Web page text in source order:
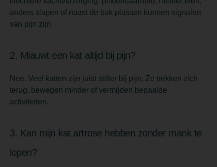
anders slapen of naast de bak plassen kunnen signalen
van pijn zijn.
2. Miauwt een kat altijd bij pijn?
Nee. Veel katten zijn juist stiller bij pijn. Ze trekken zich
terug, bewegen minder of vermijden bepaalde
activiteiten.
3. Kan mijn kat artrose hebben zonder mank te
lopen?